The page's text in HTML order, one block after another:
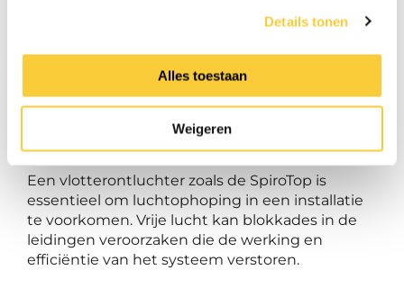
Details tonen
Alles toestaan
Weigeren
Optimale plaatsing van
de SpiroTop
snelontluchter
Een vlotterontluchter zoals de SpiroTop is
essentieel om luchtophoping in een installatie
te voorkomen. Vrije lucht kan blokkades in de
leidingen veroorzaken die de werking en
efficiëntie van het systeem verstoren.